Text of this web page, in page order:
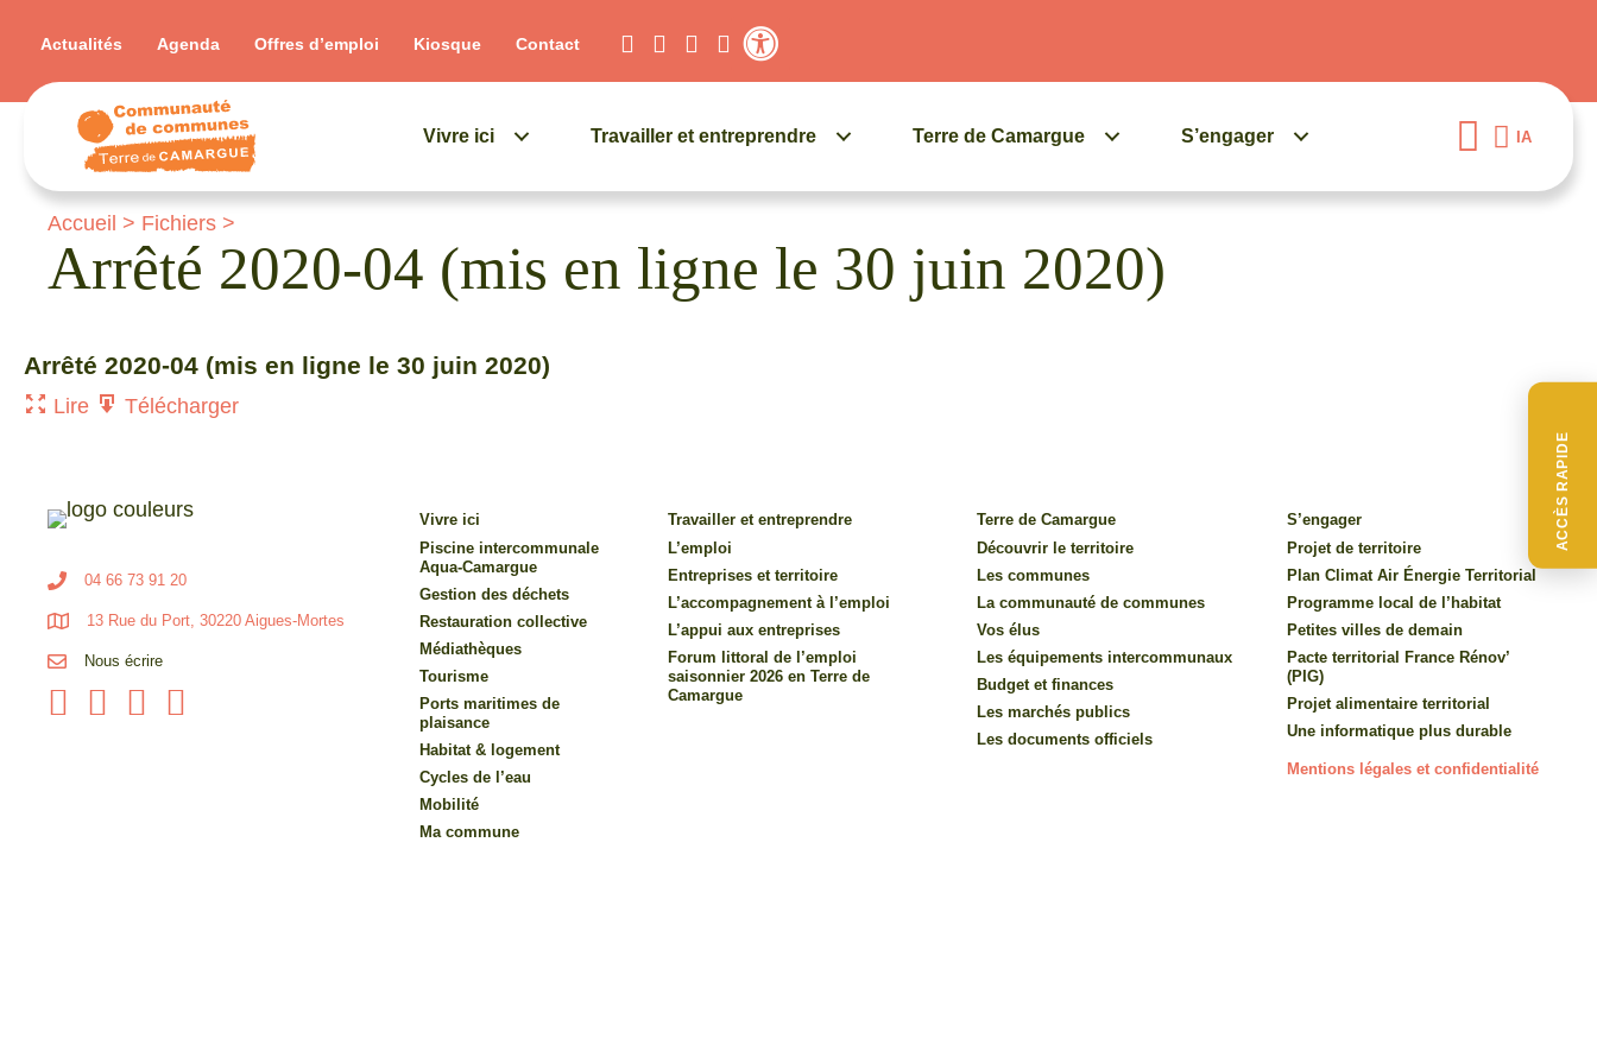
ACCÈS RAPIDE
Actualités Agenda Offres d’emploi Kiosque
Contact
Vivre ici Travailler et entreprendre Terre de Camargue S’engager IA
Accueil > Fichiers >
Arrêté 2020-04 (mis en ligne le 30 juin 2020)
Arrêté 2020-04 (mis en ligne le 30 juin 2020)
Lire Télécharger
04 66 73 91 20
13 Rue du Port, 30220 Aigues-Mortes
Nous écrire
Vivre ici
Piscine intercommunale
Aqua-Camargue
Gestion des déchets
Restauration collective
Médiathèques
Tourisme
Ports maritimes de
plaisance
Habitat & logement
Cycles de l’eau
Mobilité
Ma commune
Travailler et entreprendre
L’emploi
Entreprises et territoire
L’accompagnement à l’emploi
L’appui aux entreprises
Forum littoral de l’emploi
saisonnier 2026 en Terre de
Camargue
Terre de Camargue
Découvrir le territoire
Les communes
La communauté de communes
Vos élus
Les équipements intercommunaux
Budget et finances
Les marchés publics
Les documents officiels
S’engager
Projet de territoire
Plan Climat Air Énergie Territorial
Programme local de l’habitat
Petites villes de demain
Pacte territorial France Rénov’
(PIG)
Projet alimentaire territorial
Une informatique plus durable
Mentions légales et confidentialité